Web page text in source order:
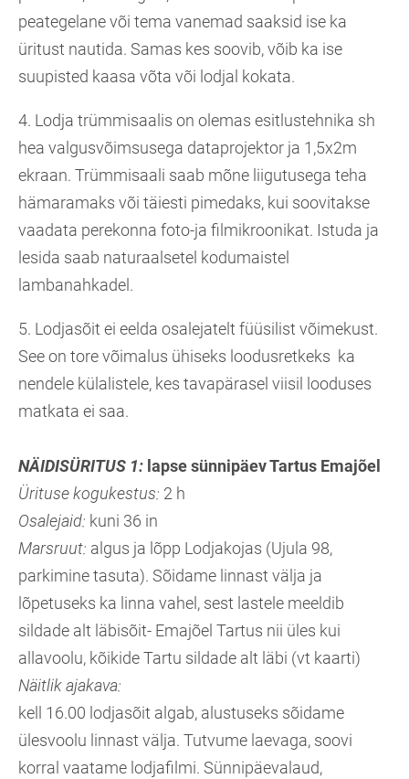
peategelane või tema vanemad saaksid ise ka
üritust nautida. Samas kes soovib, võib ka ise
suupisted kaasa võta või lodjal kokata.
4. Lodja trümmisaalis on olemas esitlustehnika sh
hea valgusvõimsusega dataprojektor ja 1,5x2m
ekraan. Trümmisaali saab mõne liigutusega teha
hämaramaks või täiesti pimedaks, kui soovitakse
vaadata perekonna foto-ja filmikroonikat. Istuda ja
lesida saab naturaalsetel kodumaistel
lambanahkadel.
5. Lodjasõit ei eelda osalejatelt füüsilist võimekust.
See on tore võimalus ühiseks loodusretkeks ka
nendele külalistele, kes tavapärasel viisil looduses
matkata ei saa.
NÄIDISÜRITUS 1: lapse sünnipäev Tartus Emajõel
Ürituse kogukestus: 2 h
Osalejaid: kuni 36 in
Marsruut: algus ja lõpp Lodjakojas (Ujula 98,
parkimine tasuta). Sõidame linnast välja ja
lõpetuseks ka linna vahel, sest lastele meeldib
sildade alt läbisõit- Emajõel Tartus nii üles kui
allavoolu, kõikide Tartu sildade alt läbi (vt kaarti)
Näitlik ajakava:
kell 16.00 lodjasõit algab, alustuseks sõidame
ülesvoolu linnast välja. Tutvume laevaga, soovi
korral vaatame lodjafilmi. Sünnipäevalaud,